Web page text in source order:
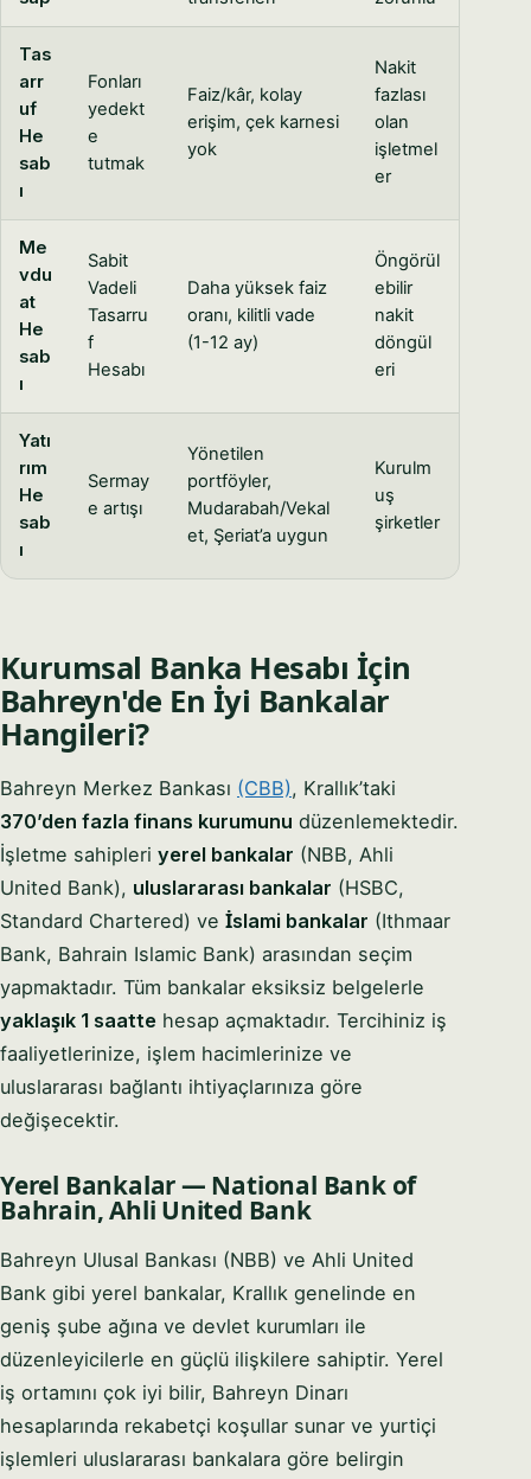
Tas
arr
uf
He
sab
ı
Fonları
yedekt
e
tutmak
Faiz/kâr, kolay
erişim, çek karnesi
yok
Nakit
fazlası
olan
işletmel
er
Me
vdu
at
He
sab
ı
Sabit
Vadeli
Tasarru
f
Hesabı
Daha yüksek faiz
oranı, kilitli vade
(1-12 ay)
Öngörül
ebilir
nakit
döngül
eri
Yatı
rım
He
sab
ı
Sermay
e artışı
Yönetilen
portföyler,
Mudarabah/Vekal
et, Şeriat’a uygun
Kurulm
uş
şirketler
Kurumsal Banka Hesabı İçin
Bahreyn'de En İyi Bankalar
Hangileri?
Bahreyn Merkez Bankası (CBB), Krallık’taki
370’den fazla finans kurumunu düzenlemektedir.
İşletme sahipleri yerel bankalar (NBB, Ahli
United Bank), uluslararası bankalar (HSBC,
Standard Chartered) ve İslami bankalar (Ithmaar
Bank, Bahrain Islamic Bank) arasından seçim
yapmaktadır. Tüm bankalar eksiksiz belgelerle
yaklaşık 1 saatte hesap açmaktadır. Tercihiniz iş
faaliyetlerinize, işlem hacimlerinize ve
uluslararası bağlantı ihtiyaçlarınıza göre
değişecektir.
Yerel Bankalar — National Bank of
Bahrain, Ahli United Bank
Bahreyn Ulusal Bankası (NBB) ve Ahli United
Bank gibi yerel bankalar, Krallık genelinde en
geniş şube ağına ve devlet kurumları ile
düzenleyicilerle en güçlü ilişkilere sahiptir. Yerel
iş ortamını çok iyi bilir, Bahreyn Dinarı
hesaplarında rekabetçi koşullar sunar ve yurtiçi
işlemleri uluslararası bankalara göre belirgin